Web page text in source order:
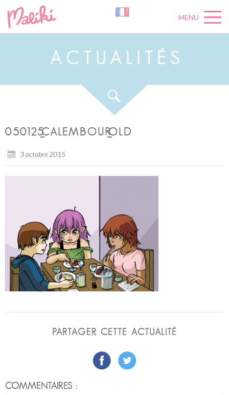
MENU
A C U A L É S
050125_CALEMBOUR_OLD
3 octobre 2015
PARTAGER CETTE ACTUALITÉ
COMMENTAIRES :